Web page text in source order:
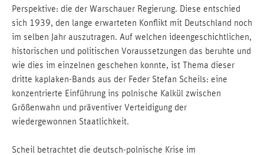
Perspektive: die der Warschauer Regierung. Diese entschied
sich 1939, den lange erwarteten Konflikt mit Deutschland noch
im selben Jahr auszutragen. Auf welchen ideengeschichtlichen,
historischen und politischen Voraussetzungen das beruhte und
wie dies im einzelnen geschehen konnte, ist Thema dieser
dritte kaplaken-Bands aus der Feder Stefan Scheils: eine
konzentrierte Einführung ins polnische Kalkül zwischen
Größenwahn und präventiver Verteidigung der
wiedergewonnen Staatlichkeit.
Scheil betrachtet die deutsch-polnische Krise im